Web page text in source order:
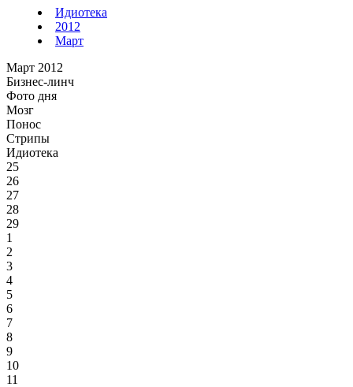
Идиотека
2012
Март
Март 2012
Бизнес-линч
Фото дня
Мозг
Понос
Стрипы
Идиотека
25
26
27
28
29
1
2
3
4
5
6
7
8
9
10
11